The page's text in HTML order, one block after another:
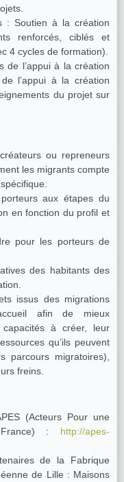
: Soutien à la création
renforcés, ciblés et
4 cycles de formation).
de l’appui à la création
l’appui à la création
du projet sur
ou repreneurs
les migrants compte
aux étapes du
en fonction du profil et
pour les porteurs de
des habitants des
issus des migrations
afin de mieux
capacités à créer, leur
qu’ils peuvent
parcours migratoires),
freins.
(Acteurs Pour une
France) : http://apes-
de la Fabrique
de Lille : Maisons